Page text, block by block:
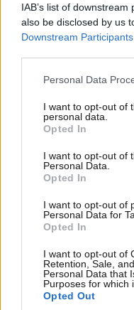
IAB’s list of
also be disclosed by us
Downstream Participants
Please note that this
not limited to your visit
grant or deny consent
use your data for below
consent section.
Personal Data
I want to opt-out of
personal data.
Opted In
I want to opt-out of
Personal Data.
Opted In
I want to opt-out of
Personal Data for
Opted In
I want to opt-out of
Retention, Sale,
Personal Data that
Purposes for which
Opted Out
TRENDING
Βίντεο-
τροχαίο στις
στο αντίθετο